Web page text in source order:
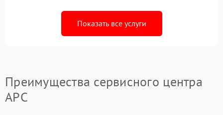
Показать все услуги
Преимущества сервисного центра
APC